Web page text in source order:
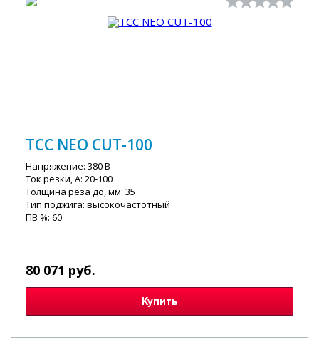
ТСС NEO CUT-100
Напряжение: 380 В
Ток резки, А: 20-100
Толщина реза до, мм: 35
Тип поджига: высокочастотный
ПВ %: 60
80 071 руб.
Купить